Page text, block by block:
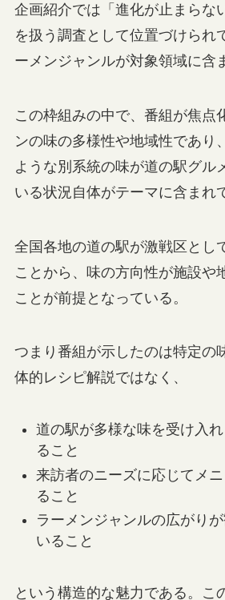
企画紹介では「進化が止まらな
を扱う調査として位置づけられ
ーメンジャンルが対象領域に含
この枠組みの中で、番組が焦点
ンの味の多様性や地域性であり
ような別系統の味が道の駅グル
いる状況自体がテーマに含まれ
全国各地の道の駅が激戦区とし
ことから、味の方向性が施設や
ことが前提となっている。
つまり番組が示したのは特定の
体的レシピ解説ではなく、
道の駅が多様な味を受け入
ること
来訪者のニーズに応じてメ
ること
ラーメンジャンルの広がり
いること
という構造的な魅力である。こ